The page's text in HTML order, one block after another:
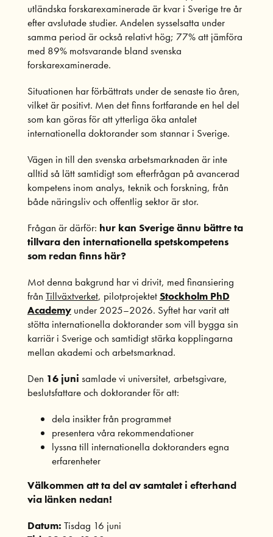
utländska forskarexaminerade är kvar i Sverige tre år
efter avslutade studier. Andelen sysselsatta under
samma period är också relativt hög; 77% att jämföra
med 89% motsvarande bland svenska
forskarexaminerade.
Situationen har förbättrats under de senaste tio åren,
vilket är positivt. Men det finns fortfarande en hel del
som kan göras för att ytterliga öka antalet
internationella doktorander som stannar i Sverige.
Vägen in till den svenska arbetsmarknaden är inte
alltid så lätt samtidigt som efterfrågan på avancerad
kompetens inom analys, teknik och forskning, från
både näringsliv och offentlig sektor är stor.
Frågan är därför: hur kan Sverige ännu bättre ta
tillvara den internationella spetskompetens
som redan finns här?
Mot denna bakgrund har vi drivit, med finansiering
från Tillväxtverket, pilotprojektetStockholm PhD
Academyunder 2025–2026. Syftet har varit att
stötta internationella doktorander som vill bygga sin
karriär i Sverige och samtidigt stärka kopplingarna
mellan akademi och arbetsmarknad.
Den 16 juni samlade vi universitet, arbetsgivare,
beslutsfattare och doktorander för att:
dela insikter från programmet
presentera våra rekommendationer
lyssna till internationella doktoranders egna
erfarenheter
Välkommen att ta del av samtalet i efterhand
via länken nedan!
Datum: Tisdag 16 juni